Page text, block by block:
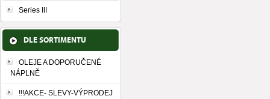
Series III
DLE SORTIMENTU
OLEJE A DOPORUČENÉ
NÁPLNĚ
!!!AKCE- SLEVY-VÝPRODEJ